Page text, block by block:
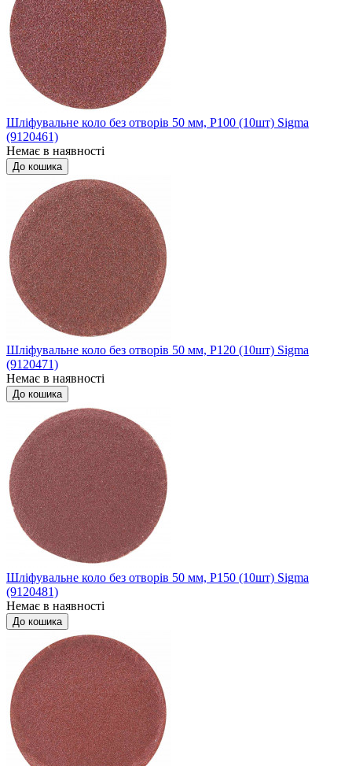
Шліфувальне коло без отворів 50 мм, P100 (10шт) Sigma
(9120461)
Немає в наявності
До кошика
Шліфувальне коло без отворів 50 мм, P120 (10шт) Sigma
(9120471)
Немає в наявності
До кошика
Шліфувальне коло без отворів 50 мм, P150 (10шт) Sigma
(9120481)
Немає в наявності
До кошика